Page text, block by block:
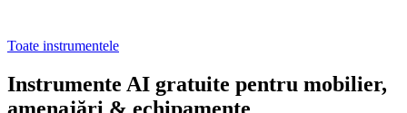
Toate instrumentele
Instrumente AI gratuite pentru mobilier,